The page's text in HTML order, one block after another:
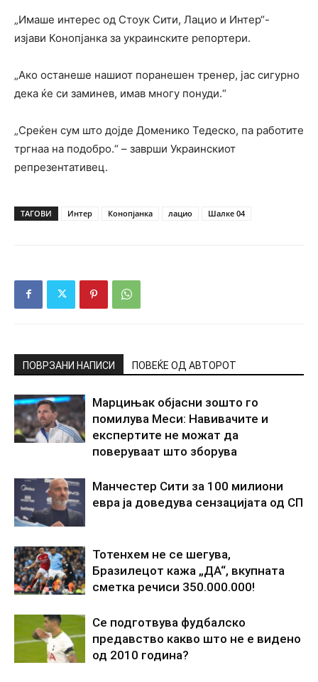
„Имаше интерес од Стоук Сити, Лацио и Интер“-
изјави Конопјанка за украинските репортери.
„Ако останеше нашиот поранешен тренер, јас сигурно
дека ќе си заминев, имав многу понуди.“
„Среќен сум што дојде Доменико Тедеско, па работите
тргнаа на подобро.“ – заврши Украинскиот
репрезентативец.
ТАГОВИ Интер Конопјанка лацио Шалке 04
ПОВРЗАНИ НАПИСИ ПОВЕЌЕ ОД АВТОРОТ
Марцињак објасни зошто го
помилува Меси: Навивачите и
експертите не можат да
поверуваат што зборува
Манчестер Сити за 100 милиони
евра ја доведува сензацијата од СП
Тотенхем не се шегува,
Бразилецот кажа „ДА“, вкупната
сметка речиси 350.000.000!
Се подготвува фудбалско
предавство какво што не е видено
од 2010 година?